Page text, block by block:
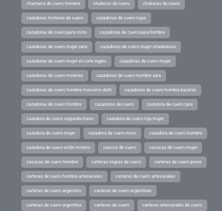
chamarra de cuero hombre chalecos de cuero chaketas de cuero
cazadoras moteras de cuero cazadoras de cuero rojas
cazadoras de cuero para moto cazadoras de cuero para hombre
cazadoras de cuero mujer zara cazadoras de cuero mujer stradivarius
cazadoras de cuero mujer el corte ingles cazadoras de cuero mujer
cazadoras de cuero moteras cazadoras de cuero hombre zara
cazadoras de cuero hombre massimo dutti cazadoras de cuero hombre baratas
cazadoras de cuero hombre cazadoras de cuero cazadora de cuero zara
cazadora de cuero segunda mano cazadora de cuero roja mujer
cazadora de cuero mujer cazadora de cuero moto cazadora de cuero hombre
cazadora de cuero estilo motero cascos de cuero casacas de cuero mujer
casacas de cuero hombre carteras negras de cuero carteras de cuero prune
carteras de cuero hombre artesanales carteras de cuero artesanales
carteras de cuero argentino carteras de cuero argentinas
carteras de cuero argentina carteras de cuero carteras artesanales de cuero